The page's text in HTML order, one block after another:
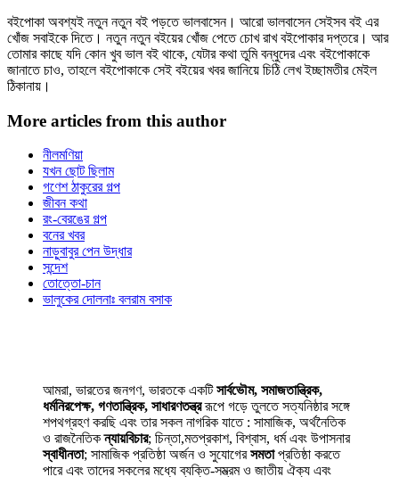
বইপোকা অবশ্যই নতুন নতুন বই পড়তে ভালবাসেন। আরো ভালবাসেন সেইসব বই এর
খোঁজ সবাইকে দিতে। নতুন নতুন বইয়ের খোঁজ পেতে চোখ রাখ বইপোকার দপ্তরে। আর
তোমার কাছে যদি কোন খুব ভাল বই থাকে, যেটার কথা তুমি বন্ধুদের এবং বইপোকাকে
জানাতে চাও, তাহলে বইপোকাকে সেই বইয়ের খবর জানিয়ে চিঠি লেখ ইচ্ছামতীর মেইল
ঠিকানায়।
More articles from this author
নীলমণিয়া
যখন ছোট ছিলাম
গণেশ ঠাকুরের গল্প
জীবন কথা
রং-বেরঙের গল্প
বনের খবর
নাড়ুবাবুর পেন উদ্ধার
সন্দেশ
তোত্তো-চান
ভালুকের দোলনাঃ বলরাম বসাক
আমরা, ভারতের জনগণ, ভারতকে একটিসার্বভৌম, সমাজতান্ত্রিক,
ধর্মনিরপেক্ষ, গণতান্ত্রিক, সাধারণতন্ত্ররূপে গড়ে তুলতে সত্যনিষ্ঠার সঙ্গে
শপথগ্রহণ করছি এবং তার সকল নাগরিক যাতে : সামাজিক, অর্থনৈতিক
ও রাজনৈতিকন্যায়বিচার; চিন্তা,মতপ্রকাশ, বিশ্বাস, ধর্ম এবং উপাসনার
স্বাধীনতা; সামাজিক প্রতিষ্ঠা অর্জন ও সুযোগেরসমতাপ্রতিষ্ঠা করতে
পারে এবং তাদের সকলের মধ্যে ব্যক্তি-সম্ভ্রম ও জাতীয় ঐক্য এবং